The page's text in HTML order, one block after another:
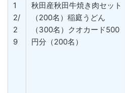
1
2/
2
9
秋田産秋田牛焼き肉セット
（200名）稲庭うどん
（300名）クオカード500
円分（200名）